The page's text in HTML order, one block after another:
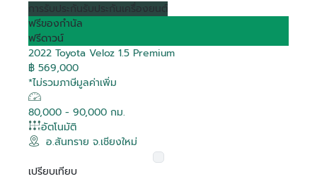
การรับประกันรับประกันเครื่องยนต์
ฟรีของกำนัล
ฟรีดาวน์
2022 Toyota Veloz 1.5 Premium
฿ 569,000
*ไม่รวมภาษีมูลค่าเพิ่ม
80,000 - 90,000 กม.
อัตโนมัติ
อ.สันทราย จ.เชียงใหม่
เปรียบเทียบ